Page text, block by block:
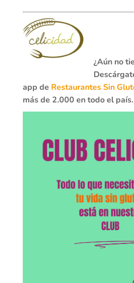
¿Aún no
app de Restaurantes Sin
más de 2.000 en todo el país.